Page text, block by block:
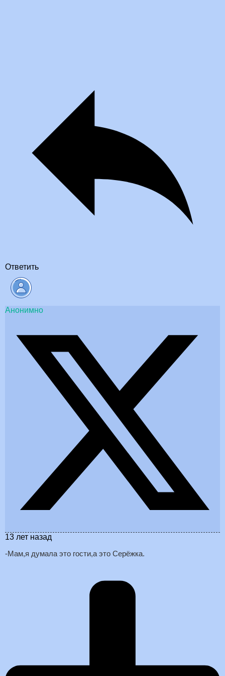
Ответить
Анонимно
13 лет назад
-Мам,я думала это гости,а это Серёжка.